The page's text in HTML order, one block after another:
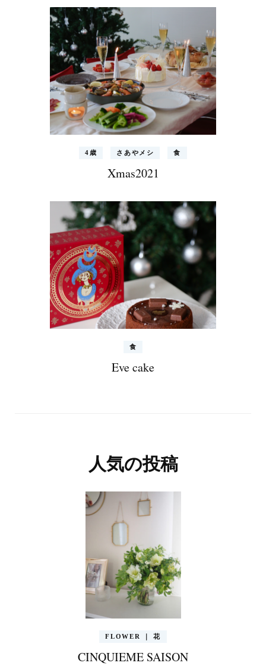
4歳 さあやメシ 食
Xmas2021
食
Eve cake
人気の投稿
FLOWER ｜ 花
CINQUIEME SAISON